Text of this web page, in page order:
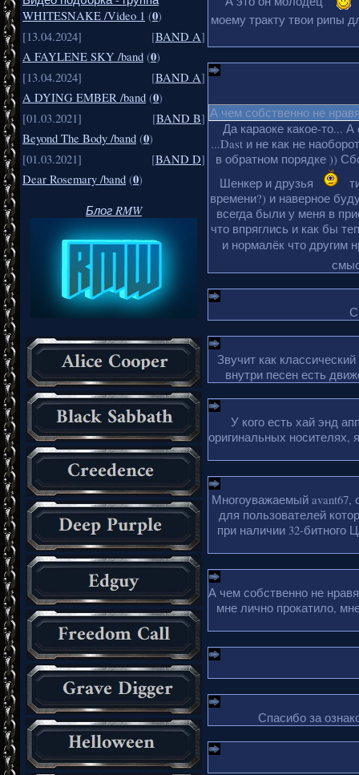
WHITESNAKE /Video 1 (0)
[13.04.2024]
[BAND A]
A FAYLENE SKY /band (0)
[13.04.2024]
[BAND A]
A DYING EMBER /band (0)
[01.03.2021]
[BAND B]
Beyond The Body /band (0)
[01.03.2021]
[BAND D]
Dear Rosemary /band (0)
Блог RMW
моему тракту твои рипы
А чем собственно не
Да караоке какое-то...
...Dast и не как не
в обратном порядке ))
Шенкер и друзья
времени?) и наверное
всегда были у меня в
что впряглись и как бы
и нормалёк что другим
Звучит как
внутри песен есть
У кого есть хай энд
оригинальных
Многоуважаемый
для пользователей
при наличии 32-битного
А чем собственно не
мне лично прокатило,
Спасибо за